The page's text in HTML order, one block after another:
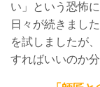
い」という恐怖
日々が続きまし
を試しましたが
すればいいのか